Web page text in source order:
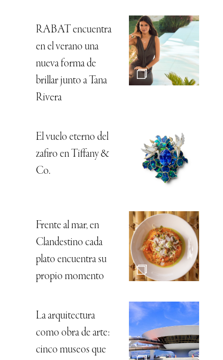
RABAT encuentra
en el verano una
nueva forma de
brillar junto a Tana
Rivera
El vuelo eterno del
zafiro en Tiffany &
Co.
Frente al mar, en
Clandestino cada
plato encuentra su
propio momento
La arquitectura
como obra de arte:
cinco museos que